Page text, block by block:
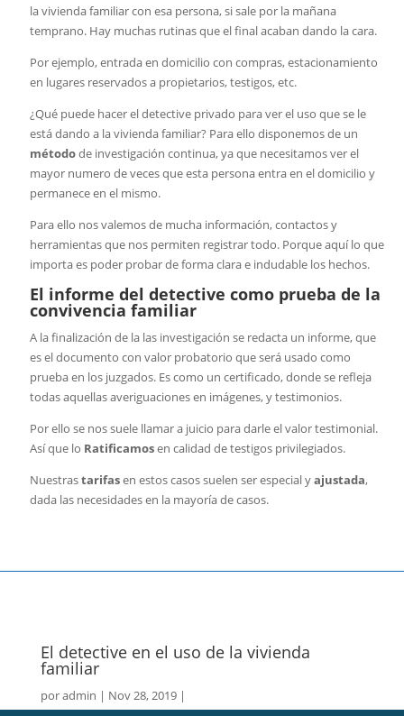
la vivienda familiar con esa persona, si sale por la mañana
temprano. Hay muchas rutinas que el final acaban dando la cara.
Por ejemplo, entrada en domicilio con compras, estacionamiento
en lugares reservados a propietarios, testigos, etc.
¿Qué puede hacer el detective privado para ver el uso que se le
está dando a la vivienda familiar? Para ello disponemos de un
métodode investigación continua, ya que necesitamos ver el
mayor numero de veces que esta persona entra en el domicilio y
permanece en el mismo.
Para ello nos valemos de mucha información, contactos y
herramientas que nos permiten registrar todo. Porque aquí lo que
importa es poder probar de forma clara e indudable los hechos.
El informe del detective como prueba de la
convivencia familiar
A la finalización de la las investigación se redacta un informe, que
es el documento con valor probatorio que será usado como
prueba en los juzgados. Es como un certificado, donde se refleja
todas aquellas averiguaciones en imágenes, y testimonios.
Por ello se nos suele llamar a juicio para darle el valor testimonial.
Así que lo Ratificamosen calidad de testigos privilegiados.
Nuestrastarifasen estos casos suelen ser especial yajustada,
dada las necesidades en la mayoría de casos.
El detective en el uso de la vivienda
familiar
poradmin Nov 28, 2019